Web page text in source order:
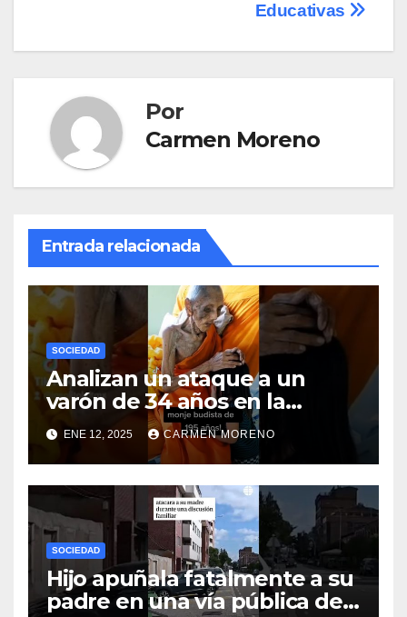
Educativas
Por
Carmen Moreno
Entrada relacionada
SOCIEDAD
Analizan un ataque a un
varón de 34 años en la
ciudad de Málaga
ENE 12, 2025 CARMEN MORENO
SOCIEDAD
Hijo apuñala fatalmente a su
padre en una vía pública de